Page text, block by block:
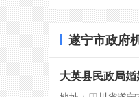
遂宁市政府
大英县民政局